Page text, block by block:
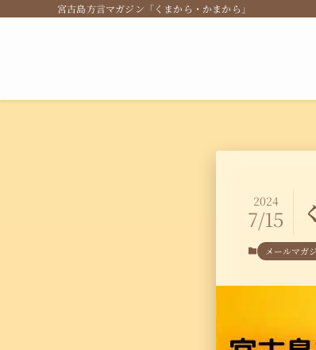
宮古島方言マガジン「くまから・かまから」
2024
7/15
メールマガ